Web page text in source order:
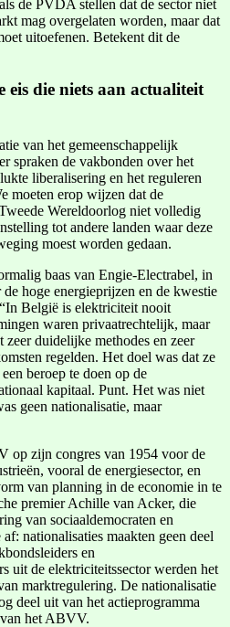
de PVDA stellen dat de sector niet
mag overgelaten worden, maar dat
uitoefenen. Betekent dit de
eis die niets aan actualiteit
van het gemeenschappelijk
spraken de vakbonden over het
liberalisering en het reguleren
moeten erop wijzen dat de
Wereldoorlog niet volledig
tot andere landen waar deze
moest worden gedaan.
baas van Engie-Electrabel, in
hoge energieprijzen en de kwestie
België is elektriciteit nooit
waren privaatrechtelijk, maar
duidelijke methodes en zeer
regelden. Het doel was dat ze
beroep te doen op de
kapitaal. Punt. Het was niet
geen nationalisatie, maar
op zijn congres van 1954 voor de
vooral de energiesector, en
van planning in de economie in te
premier Achille van Acker, die
van sociaaldemocraten en
nationalisaties maakten geen deel
en
uit de elektriciteitssector werden het
marktregulering. De nationalisatie
deel uit van het actieprogramma
het ABVV.